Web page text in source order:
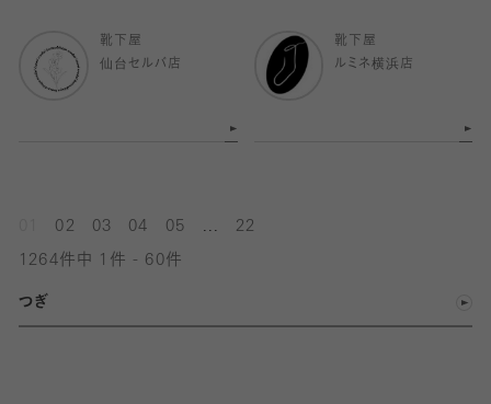
靴下屋
仙台セルバ店
靴下屋
ルミネ横浜店
02 03 04 05 22
1264件中 1件 - 60件
つぎ